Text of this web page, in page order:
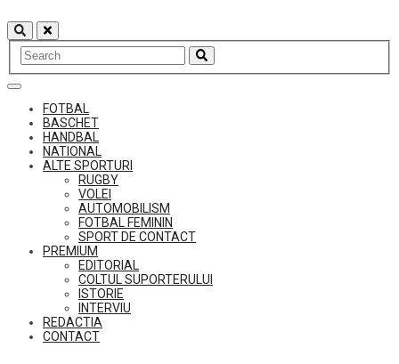
to
content
FOTBAL
BASCHET
HANDBAL
NATIONAL
ALTE SPORTURI
RUGBY
VOLEI
AUTOMOBILISM
FOTBAL FEMININ
SPORT DE CONTACT
PREMIUM
EDITORIAL
COLTUL SUPORTERULUI
ISTORIE
INTERVIU
REDACTIA
CONTACT